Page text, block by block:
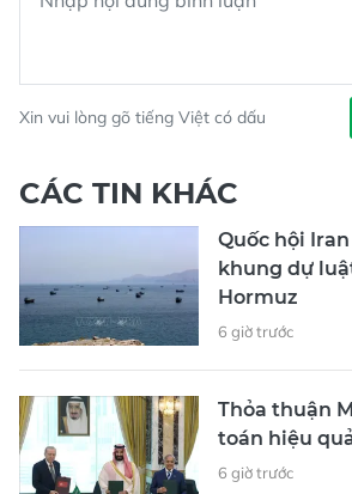
Xin vui lòng gõ tiếng Việt có dấu
CÁC TIN KHÁC
Quốc hội
khung dự
Hormuz
6 giờ trước
Thỏa thuận
toán hiệu
6 giờ trước